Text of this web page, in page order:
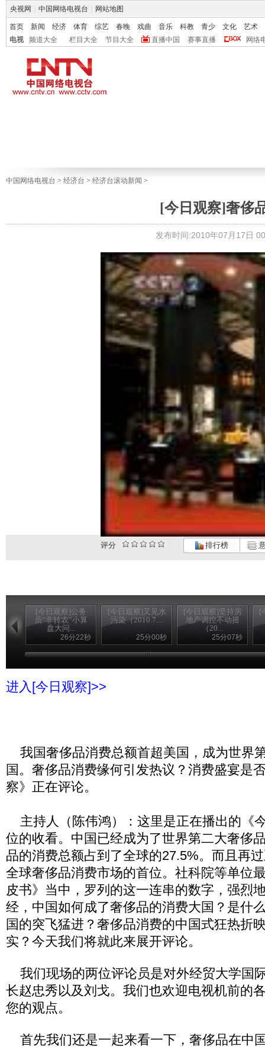
央视网 中国网络电视台 网站地图
首页 新闻 经济 体育 综艺 春晚 戏曲 音乐 科教 青少 文化
艺术
电视
频道大全 栏目大全 节目大全 直播中国 赛事直播 网络
中国网络电视台 > 经济台 > 经济台滚动新闻 >
[今日观察]奢侈
发布时间:2010年07月17日
评分 排行榜
[今日观察]公务
员“非转农”小算
盘大问...
26分22秒
[今日观察]又见水
污染（2010.7....
25分00秒
[今日观察]坚持房
地产调控不动摇
（20...
25分07秒
[
进入[今日观察]>>
我国奢侈品消费总额首超美国，成为世界
国。奢侈品消费缘何引发热议？消费盛宴是
察》正在评论。
主持人（陈伟鸿）：这里是正在播出的《
位的收看。中国已经成为了世界第二大奢侈
品的消费总额占到了全球的27.5%。而且再
全球奢侈品消费市场的首位。社科院等单位
皮书》当中，罗列的这一连串的数字，强烈
经，中国如何成了奢侈品的消费大国？是什
国的突飞猛进？奢侈品消费的中国式狂热折
实？今天我们将就此来展开评论。
我们现场的两位评论员是对外经贸大学国
长赵忠秀以及刘戈。我们也欢迎电视机前的
您的观点。
首先我们还是一起来看一下，奢侈品在中